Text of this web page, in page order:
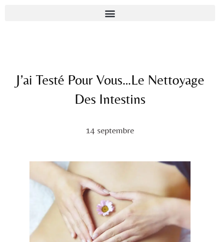
J’ai Testé Pour Vous…le Nettoyage
Des Intestins
14 septembre